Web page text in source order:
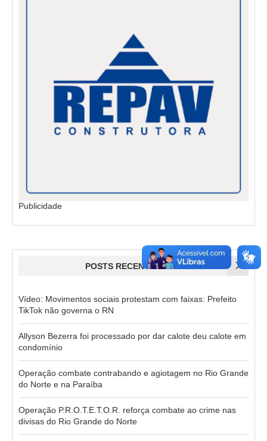
Publicidade
POSTS RECENTES
Vídeo: Movimentos sociais protestam com faixas: Prefeito
TikTok não governa o RN
Allyson Bezerra foi processado por dar calote deu calote em
condomínio
Operação combate contrabando e agiotagem no Rio Grande
do Norte e na Paraíba
Operação P.R.O.T.E.T.O.R. reforça combate ao crime nas
divisas do Rio Grande do Norte